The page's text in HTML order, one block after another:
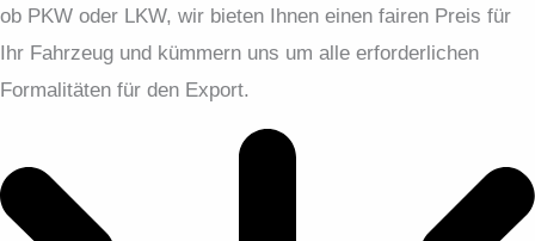
ob PKW oder LKW, wir bieten Ihnen einen fairen Preis für
Ihr Fahrzeug und kümmern uns um alle erforderlichen
Formalitäten für den Export.